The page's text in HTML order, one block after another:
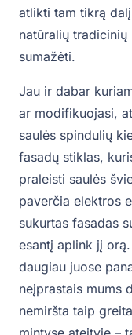
atlikti tam tikrą
natūralių
sumažėti.
Jau ir dabar
ar modifikuojasi,
saulės spindulių
fasadų stiklas,
praleisti saulės
paverčia elektros
sukurtas fasadas
esantį aplink jį
daugiau juose
neįprastais mums
nemiršta taip